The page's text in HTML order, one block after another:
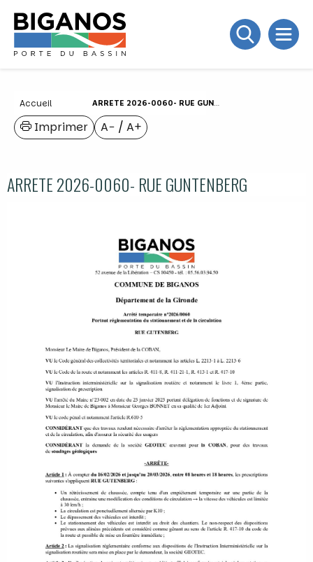
Accueil ARRETE 2026-0060- RUE GUNTENBERG
A− / A+
Imprimer
ARRETE 2026-0060- RUE GUNTENBERG